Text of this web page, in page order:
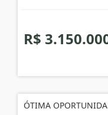
R$
ÓTIMA